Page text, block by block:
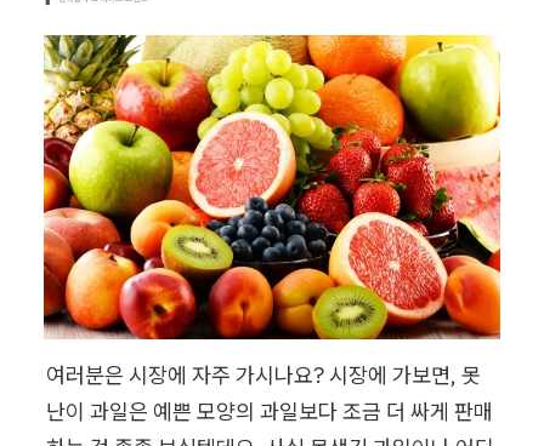
여러분은 시장에 자주 가시나요? 시장에 가보면, 못
난이 과일은 예쁜 모양의 과일보다 조금 더 싸게 판매